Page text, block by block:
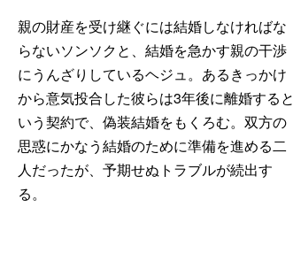
親の財産を受け継ぐには結婚しなければな
らないソンソクと、結婚を急かす親の干渉
にうんざりしているヘジュ。あるきっかけ
から意気投合した彼らは3年後に離婚すると
いう契約で、偽装結婚をもくろむ。双方の
思惑にかなう結婚のために準備を進める二
人だったが、予期せぬトラブルが続出す
る。